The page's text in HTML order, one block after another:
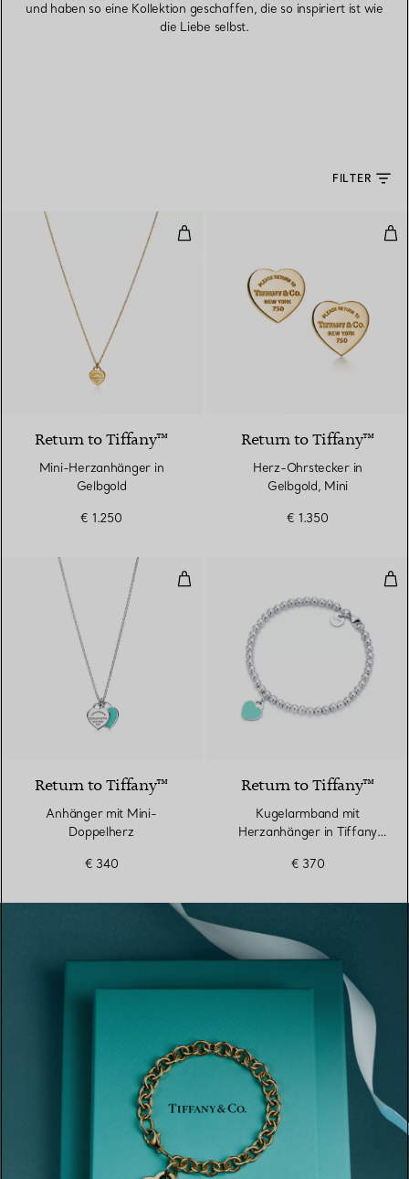
und haben so eine Kollektion geschaffen, die so inspiriert ist wie
die Liebe selbst.
FILTER
Mini-Herzanhänger in Gelbgold
Return to Tiffany™
Mini-Herzanhänger in
Gelbgold
€ 1.250
Return to Tiffany™
Herz-Ohrstecker in
Gelbgold, Mini
€ 1.350
Anhänger mit Mini-Doppelherz
Return to Tiffany™
Anhänger mit Mini-
Doppelherz
€ 340
Return to Tiffany™
Kugelarmband mit
Herzanhänger in Tiffany
€ 370